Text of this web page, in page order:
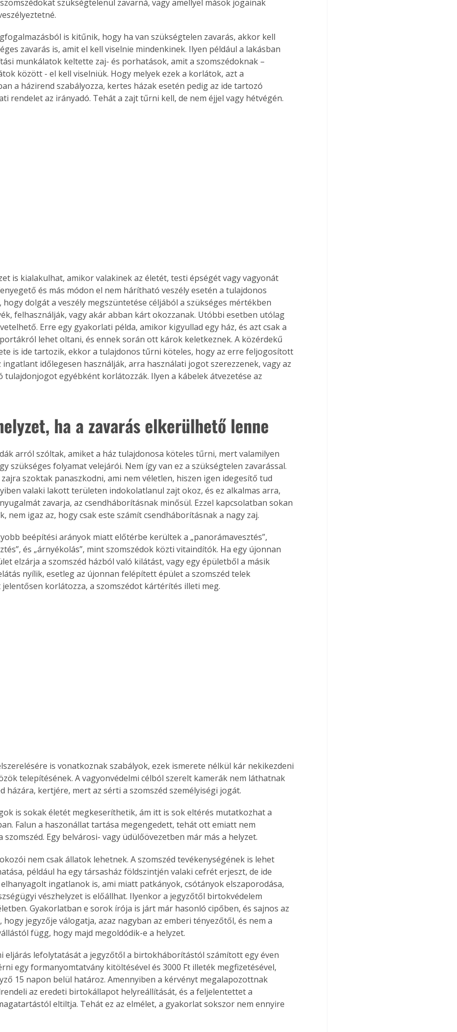
vagy
is
Bárhol,
élve
az
A
Gyógyító növények: a
szükségtelenül zavarná, vagy amellyel mások jogainak
is kitűnik, hogy ha van szükségtelen zavarás, akkor kell
zavarás is, amit el kell viselnie mindenkinek. Ilyen például a lakásban
munkálatok keltette zaj- és porhatások, amit a szomszédoknak –
között - el kell viselniük. Hogy melyek ezek a korlátok, azt a
a házirend szabályozza, kertes házak esetén pedig az ide tartozó
rendelet az irányadó. Tehát a zajt tűrni kell, de nem éjjel vagy hétvégén.
is kialakulhat, amikor valakinek az életét, testi épségét vagy vagyonát
és más módon el nem hárítható veszély esetén a tulajdonos
dolgát a veszély megszüntetése céljából a szükséges mértékben
felhasználják, vagy akár abban kárt okozzanak. Utóbbi esetben utólag
Erre egy gyakorlati példa, amikor kigyullad egy ház, és azt csak a
lehet oltani, és ennek során ott károk keletkeznek. A közérdekű
is ide tartozik, ekkor a tulajdonos tűrni köteles, hogy az erre feljogosított
ingatlant időlegesen használják, arra használati jogot szerezzenek, vagy az
tulajdonjogot egyébként korlátozzák. Ilyen a kábelek átvezetése az
ha a zavarás elkerülhető lenne
arról szóltak, amiket a ház tulajdonosa köteles tűrni, mert valamilyen
szükséges folyamat velejárói. Nem így van ez a szükségtelen zavarással.
szoktak panaszkodni, ami nem véletlen, hiszen igen idegesítő tud
valaki lakott területen indokolatlanul zajt okoz, és ez alkalmas arra,
zavarja, az csendháborításnak minősül. Ezzel kapcsolatban sokan
nem igaz az, hogy csak este számít csendháborításnak a nagy zaj.
beépítési arányok miatt előtérbe kerültek a „panorámavesztés”,
és „árnyékolás”, mint szomszédok közti vitaindítók. Ha egy újonnan
elzárja a szomszéd házból való kilátást, vagy egy épületből a másik
nyílik, esetleg az újonnan felépített épület a szomszéd telek
jelentősen korlátozza, a szomszédot kártérítés illeti meg.
is vonatkoznak szabályok, ezek ismerete nélkül kár nekikezdeni
telepítésének. A vagyonvédelmi célból szerelt kamerák nem láthatnak
házára, kertjére, mert az sérti a szomszéd személyiségi jogát.
is sokak életét megkeseríthetik, ám itt is sok eltérés mutatkozhat a
Falun a haszonállat tartása megengedett, tehát ott emiatt nem
szomszéd. Egy belvárosi- vagy üdülőövezetben már más a helyzet.
nem csak állatok lehetnek. A szomszéd tevékenységének is lehet
például ha egy társasház földszintjén valaki cefrét erjeszt, de ide
ingatlanok is, ami miatt patkányok, csótányok elszaporodása,
vészhelyzet is előállhat. Ilyenkor a jegyzőtől birtokvédelem
Gyakorlatban e sorok írója is járt már hasonló cipőben, és sajnos az
hogy jegyzője válogatja, azaz nagyban az emberi tényezőtől, és nem a
függ, hogy majd megoldódik-e a helyzet.
eljárás lefolytatását a jegyzőtől a birtokháborítástól számított egy éven
egy formanyomtatvány kitöltésével és 3000 Ft illeték megfizetésével,
15 napon belül határoz. Amennyiben a kérvényt megalapozottnak
az eredeti birtokállapot helyreállítását, és a feljelentettet a
eltiltja. Tehát ez az elmélet, a gyakorlat sokszor nem ennyire